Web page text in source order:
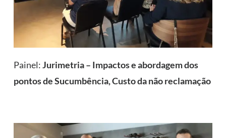
Painel:Jurimetria – Impactos e abordagem dos
pontos de Sucumbência, Custo da não reclamação